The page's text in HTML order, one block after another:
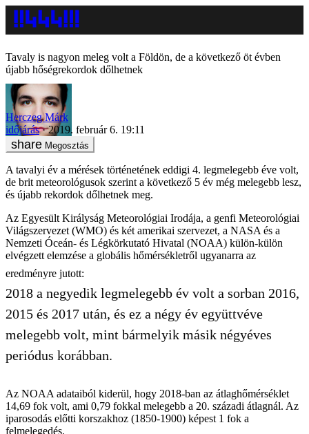
Tavaly is nagyon meleg volt a Földön, de a következő öt évben
újabb hőségrekordok dőlhetnek
Herczeg Márk
időjárás
2019. február 6. 19:11
Megosztás
A tavalyi év a mérések történetének eddigi 4. legmelegebb éve volt,
de brit meteorológusok szerint a következő 5 év még melegebb lesz,
és újabb rekordok dőlhetnek meg.
Az Egyesült Királyság Meteorológiai Irodája, a genfi Meteorológiai
Világszervezet (WMO) és két amerikai szervezet, a NASA és a
Nemzeti Óceán- és Légkörkutató Hivatal (NOAA) külön-külön
elvégzett elemzése a globális hőmérsékletről ugyanarra az
eredményre jutott:
2018 a negyedik legmelegebb év volt a sorban 2016,
2015 és 2017 után, és ez a négy év együttvéve
melegebb volt, mint bármelyik másik négyéves
periódus korábban.
Az NOAA adataiból kiderül, hogy 2018-ban az átlaghőmérséklet
14,69 fok volt, ami 0,79 fokkal melegebb a 20. századi átlagnál. Az
iparosodás előtti korszakhoz (1850-1900) képest 1 fok a
felmelegedés.